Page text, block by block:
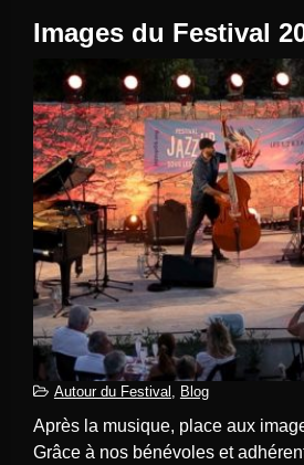
Images du Festival
Autour du Festival Blog
Après la musique, place aux images du Festival 2024 !
Grâce à nos bénévoles et